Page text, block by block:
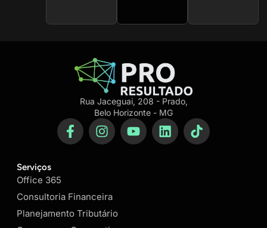
Rua Jaceguai, 208 - Prado,
Belo Horizonte - MG
Serviços
Office 365
Consultoria Financeira
Planejamento Tributário